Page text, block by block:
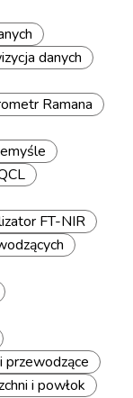
danych
Ramana
FT-NIR
przewodzące
i powłok